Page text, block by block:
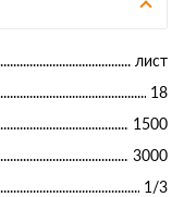
лист
18
1500
3000
1/3